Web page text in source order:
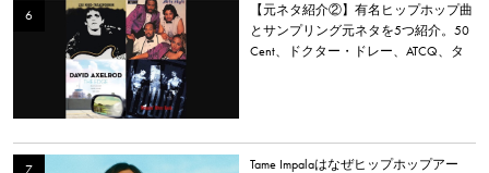
【元ネタ紹介②】有名ヒップホップ曲
とサンプリング元ネタを5つ紹介。50
Cent、ドクター・ドレー、ATCQ、タ
Tame Impalaはなぜヒップホップアー